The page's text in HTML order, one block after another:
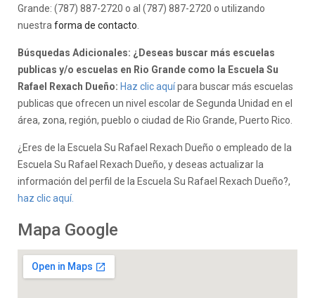
Grande: (787) 887-2720 o al (787) 887-2720 o utilizando
nuestra forma de contacto
Búsquedas Adicionales: ¿Deseas buscar más escuelas
publicas y/o escuelas en Rio Grande como la Escuela Su
Rafael Rexach Dueño: Haz clic aquípara buscar más escuelas
publicas que ofrecen un nivel escolar de Segunda Unidad en el
área, zona, región, pueblo o ciudad de Rio Grande, Puerto Rico.
¿Eres de la Escuela Su Rafael Rexach Dueño o empleado de la
Escuela Su Rafael Rexach Dueño, y deseas actualizar la
información del perfil de la Escuela Su Rafael Rexach Dueño?,
haz clic aquí.
Mapa Google